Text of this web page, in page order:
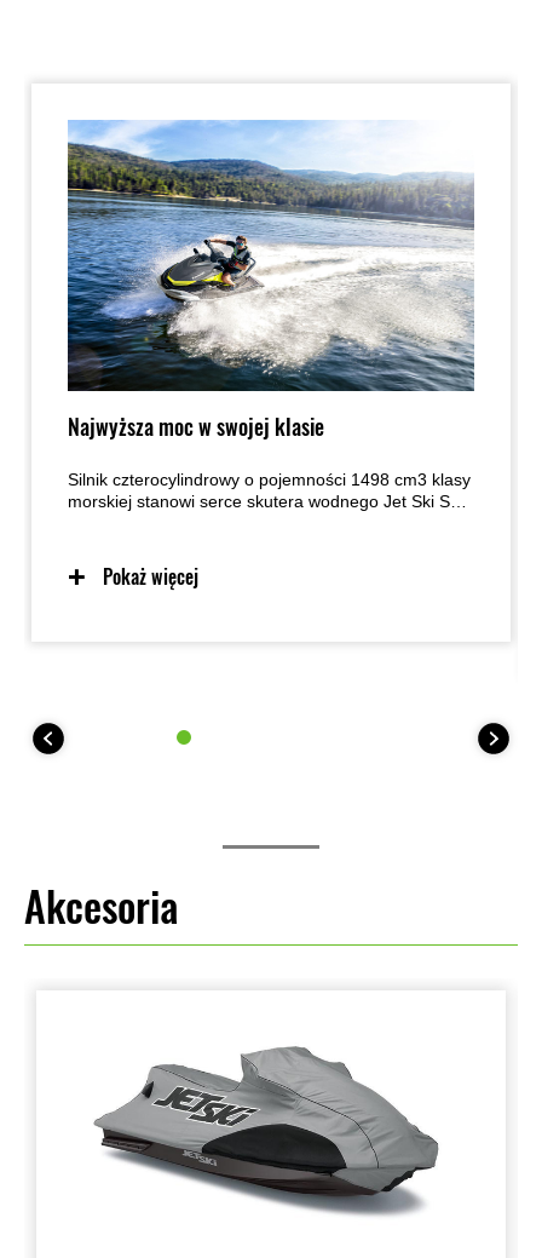
Najwyższa moc w swojej klasie
Silnik czterocylindrowy o pojemności 1498 cm3 klasy
morskiej stanowi serce skutera wodnego Jet Ski ST
Pokaż więcej
Akcesoria